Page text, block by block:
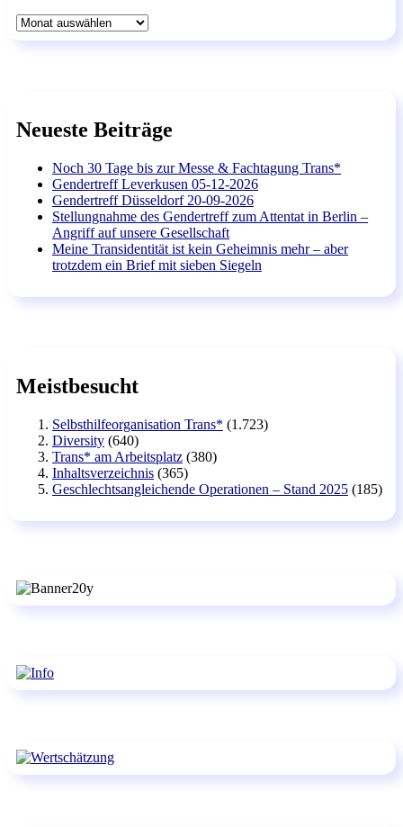
Archiv
Neueste Beiträge
Noch 30 Tage bis zur Messe & Fachtagung Trans*
Gendertreff Leverkusen 05-12-2026
Gendertreff Düsseldorf 20-09-2026
Stellungnahme des Gendertreff zum Attentat in Berlin –
Angriff auf unsere Gesellschaft
Meine Transidentität ist kein Geheimnis mehr – aber
trotzdem ein Brief mit sieben Siegeln
Meistbesucht
Selbsthilfeorganisation Trans* (1.723)
Diversity (640)
Trans* am Arbeitsplatz (380)
Inhaltsverzeichnis (365)
Geschlechtsangleichende Operationen – Stand 2025 (185)